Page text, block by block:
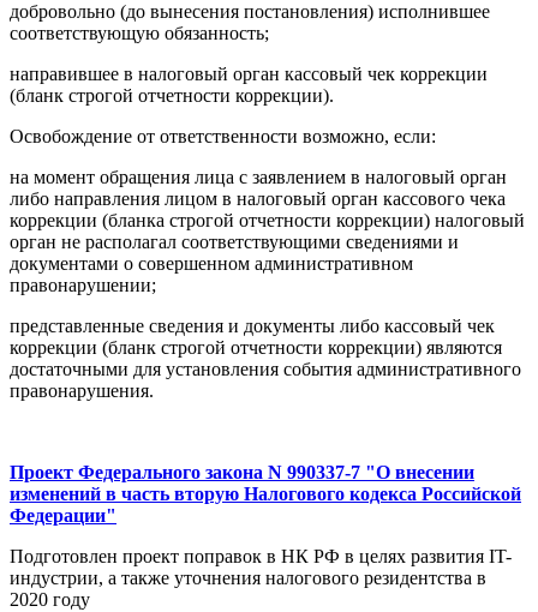
добровольно (до вынесения постановления) исполнившее
соответствующую обязанность;
направившее в налоговый орган кассовый чек коррекции
(бланк строгой отчетности коррекции).
Освобождение от ответственности возможно, если:
на момент обращения лица с заявлением в налоговый орган
либо направления лицом в налоговый орган кассового чека
коррекции (бланка строгой отчетности коррекции) налоговый
орган не располагал соответствующими сведениями и
документами о совершенном административном
правонарушении;
представленные сведения и документы либо кассовый чек
коррекции (бланк строгой отчетности коррекции) являются
достаточными для установления события административного
правонарушения.
Проект Федерального закона N 990337-7 "О внесении
изменений в часть вторую Налогового кодекса Российской
Федерации"
Подготовлен проект поправок в НК РФ в целях развития IT-
индустрии, а также уточнения налогового резидентства в
2020 году